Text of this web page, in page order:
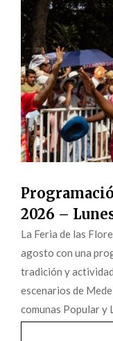
2026 –
La Feria de las
agosto con una
tradición y
escenarios de
comunas Popular y